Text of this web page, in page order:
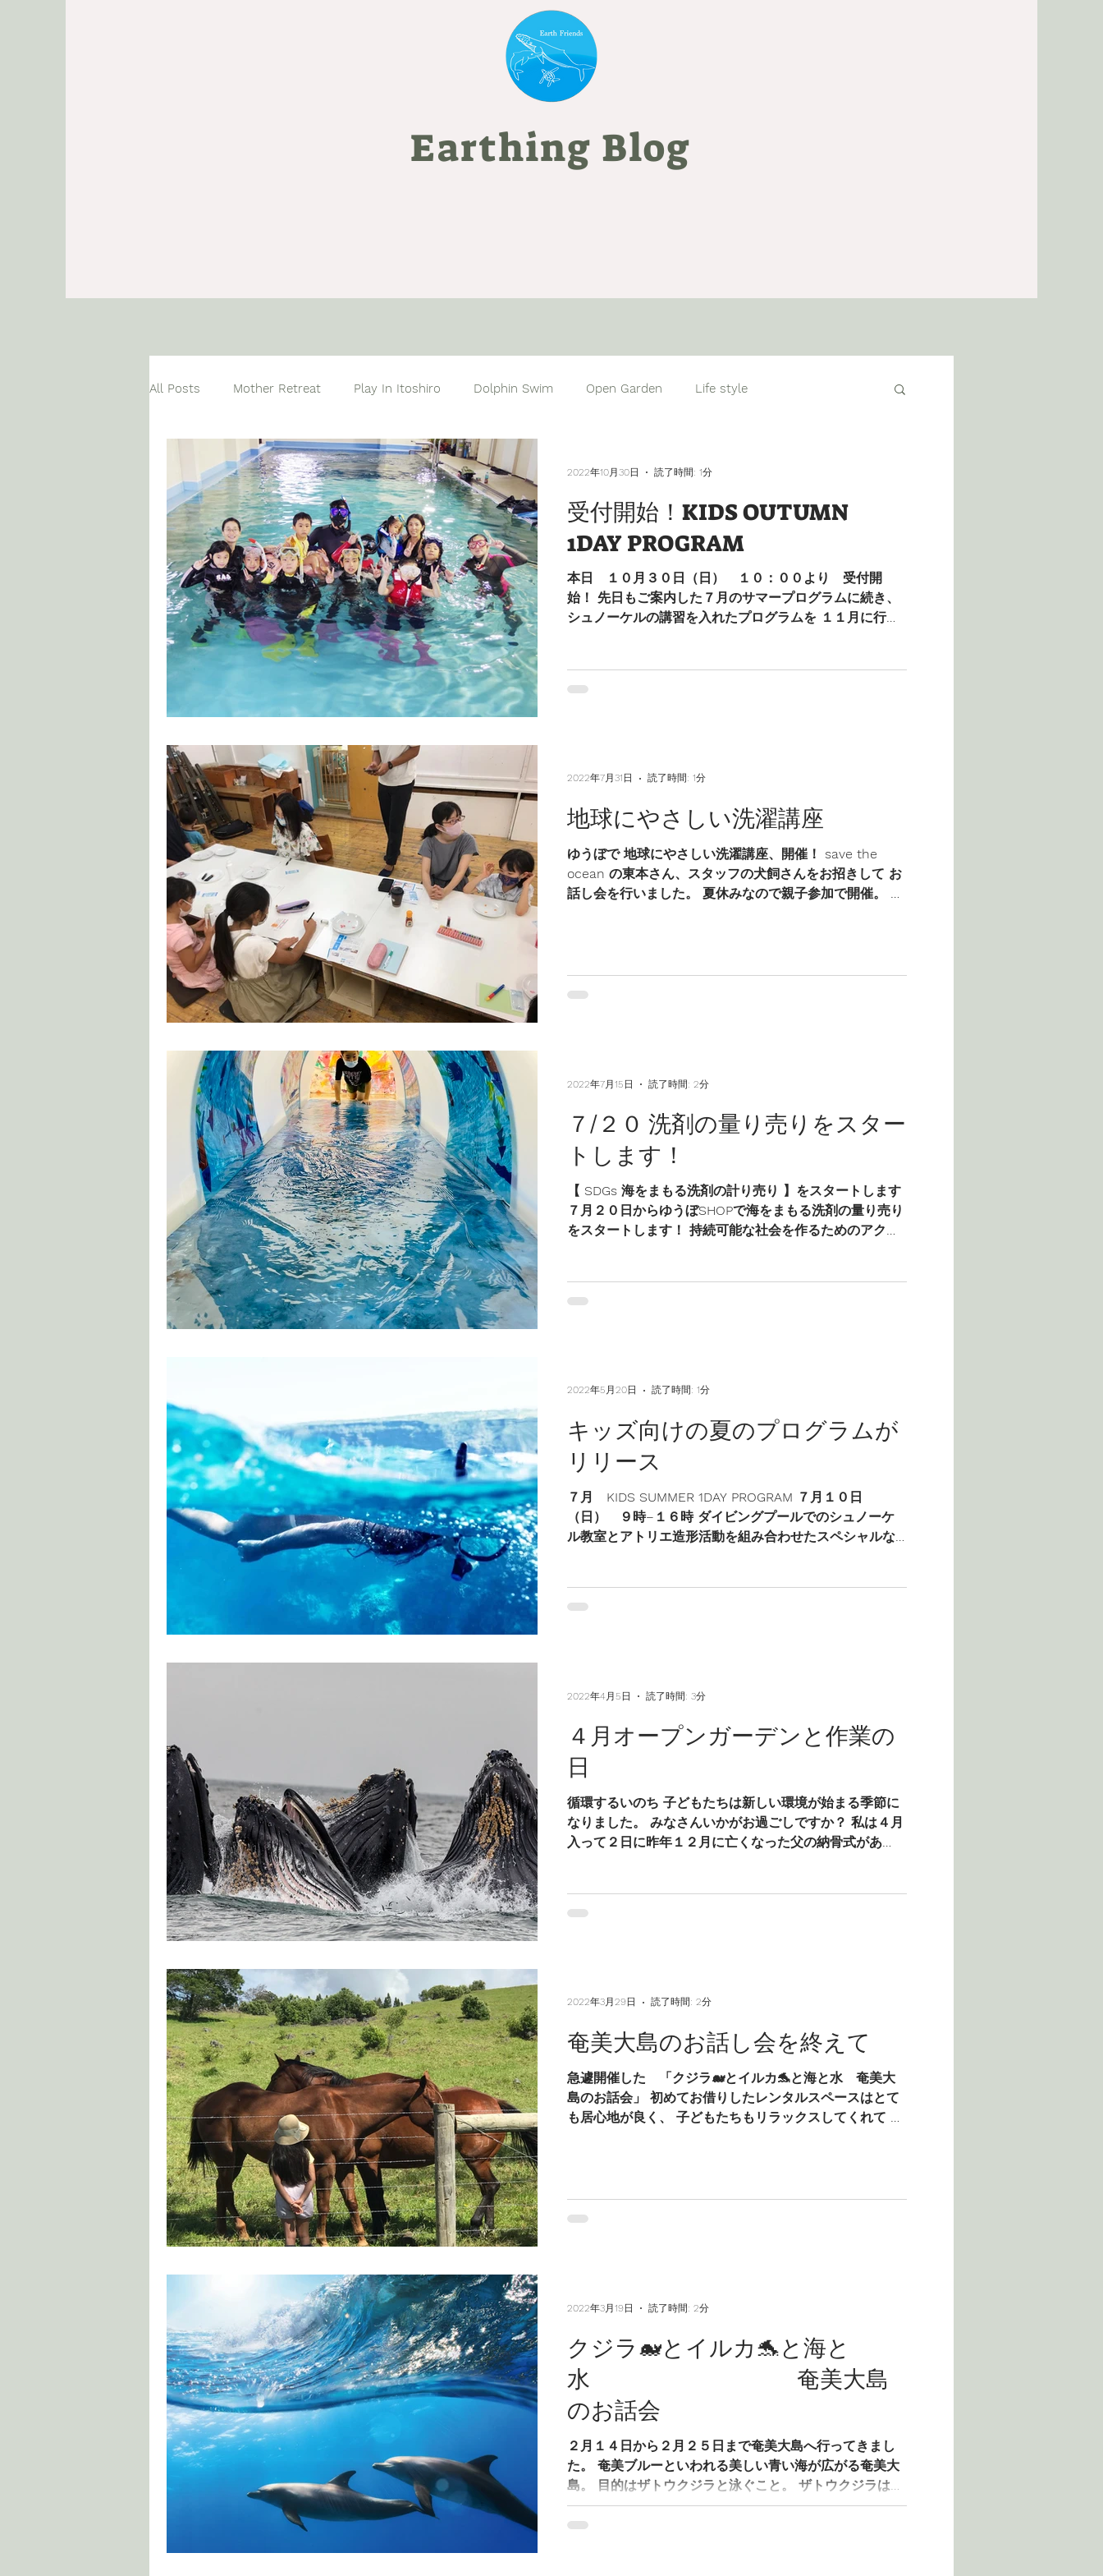
Earthing Blog
All Posts Mother Retreat Play In Itoshiro Dolphin Swim Open Garden Life style
受付開始！KIDS OUTUMN
1DAY PROGRAM
本日 １０月３０日（日） １０：００より 受付開
始！ 先日もご案内した７月のサマープログラムに続き、
シュノーケルの講習を入れたプログラムを １１月に行う
2022年10月30日 読了時間: 1分
地球にやさしい洗濯講座
ゆうぼで 地球にやさしい洗濯講座、開催！ save the
ocean の東本さん、スタッフの犬飼さんをお招きして お
話し会を行いました。 夏休みなので親子参加で開催。 我
2022年7月31日 読了時間: 1分
７/２０ 洗剤の量り売りをスター
トします！
【 SDGs 海をまもる洗剤の計り売り 】をスタートします
７月２０日からゆうぼSHOPで海をまもる洗剤の量り売り
をスタートします！ 持続可能な社会を作るためのアクシ
2022年7月15日 読了時間: 2分
キッズ向けの夏のプログラムが
リリース
７月 KIDS SUMMER 1DAY PROGRAM ７月１０日
（日） ９時−１６時 ダイビングプールでのシュノーケ
ル教室とアトリエ造形活動を組み合わせたスペシャルな
2022年5月20日 読了時間: 1分
４月オープンガーデンと作業の
日
循環するいのち 子どもたちは新しい環境が始まる季節に
なりました。 みなさんいかがお過ごしですか？ 私は４月
入って２日に昨年１２月に亡くなった父の納骨式があ
2022年4月5日 読了時間: 3分
奄美大島のお話し会を終えて
急遽開催した 「クジラ🐋とイルカ🐬と海と水 奄美大
島のお話会」 初めてお借りしたレンタルスペースはとて
も居心地が良く、 子どもたちもリラックスしてくれて 楽
2022年3月29日 読了時間: 2分
クジラ🐋とイルカ🐬と海と
水 奄美大島
のお話会
２月１４日から２月２５日まで奄美大島へ行ってきまし
た。 奄美ブルーといわれる美しい青い海が広がる奄美大
島。 目的はザトウクジラと泳ぐこと。 ザトウクジラはと
てもミステリアスで歌を歌います。 その歌は北半球と南
半球で異なりますが、...
2022年3月19日 読了時間: 2分